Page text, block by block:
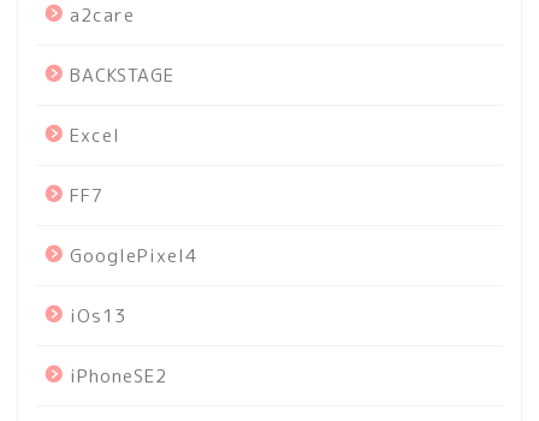
a2care
BACKSTAGE
Excel
FF7
GooglePixel4
iOs13
iPhoneSE2